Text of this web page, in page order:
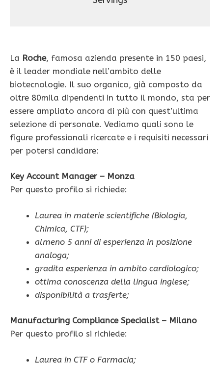
La Roche, famosa azienda presente in 150 paesi,
è il leader mondiale nell’ambito delle
biotecnologie. Il suo organico, già composto da
oltre 80mila dipendenti in tutto il mondo, sta per
essere ampliato ancora di più con quest’ultima
selezione di personale. Vediamo quali sono le
figure professionali ricercate e i requisiti necessari
per potersi candidare:
Key Account Manager – Monza
Per questo profilo si richiede:
Laurea in materie scientifiche (Biologia,
Chimica, CTF);
almeno 5 anni di esperienza in posizione
analoga;
gradita esperienza in ambito cardiologico;
ottima conoscenza della lingua inglese;
disponibilità a trasferte;
Manufacturing Compliance Specialist – Milano
Per questo profilo si richiede:
Laurea in CTF o Farmacia;